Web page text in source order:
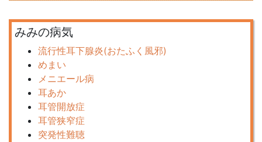
みみの病気
流行性耳下腺炎(おたふく風邪)
めまい
メニエール病
耳あか
耳管開放症
耳管狭窄症
突発性難聴